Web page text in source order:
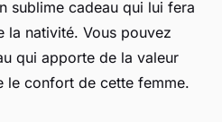
sublime cadeau qui lui fera
la nativité. Vous pouvez
qui apporte de la valeur
le confort de cette femme.